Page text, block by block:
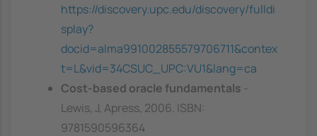
https://discovery.upc.edu/discovery/fulldi
splay?
docid=alma991002855579706711&contex
t=L&vid=34CSUC_UPC:VU1&lang=ca
Cost-based oracle fundamentals
Lewis, J, Apress, 2006. ISBN:
9781590596364